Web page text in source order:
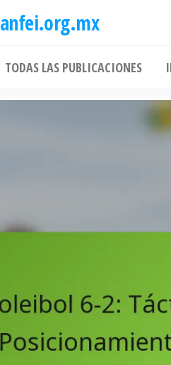
anfei.org.mx
TODAS LAS PUBLICACIONES